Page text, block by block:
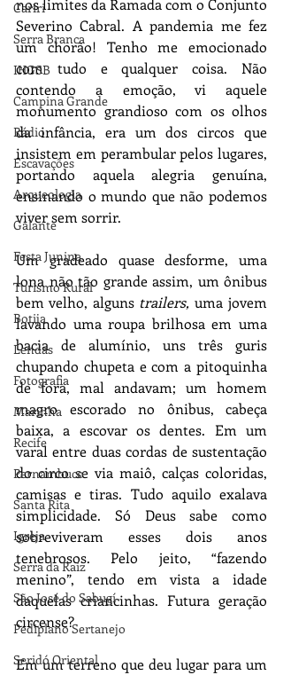
Cariri
Serra Branca
IHGSB
Campina Grande
Rádio
Escavações
Arqueologia
Galante
Festa Junina
Turismo Rural
Botija
Lendas
Fotografia
Marinha
Recife
Pernambuco
Santa Rita
Igreja
Serra da Raiz
São José do Sabugí
Pediplano Sertanejo
Seridó Oriental
nos limites da Ramada com o Conjunto
Severino Cabral. A pandemia me fez
um chorão! Tenho me emocionado
com tudo e qualquer coisa. Não
contendo a emoção, vi aquele
monumento grandioso com os olhos
da infância, era um dos circos que
insistem em perambular pelos lugares,
portando aquela alegria genuína,
ensinando o mundo que não podemos
viver sem sorrir.
Um gradeado quase desforme, uma
lona não tão grande assim, um ônibus
bem velho, alguns trailers, uma jovem
lavando uma roupa brilhosa em uma
bacia de alumínio, uns três guris
chupando chupeta e com a pitoquinha
de fora, mal andavam; um homem
magro escorado no ônibus, cabeça
baixa, a escovar os dentes. Em um
varal entre duas cordas de sustentação
do circo se via maiô, calças coloridas,
camisas e tiras. Tudo aquilo exalava
simplicidade. Só Deus sabe como
sobreviveram esses dois anos
tenebrosos. Pelo jeito, “fazendo
menino”, tendo em vista a idade
daquelas criancinhas. Futura geração
circense?
Em um terreno que deu lugar para um